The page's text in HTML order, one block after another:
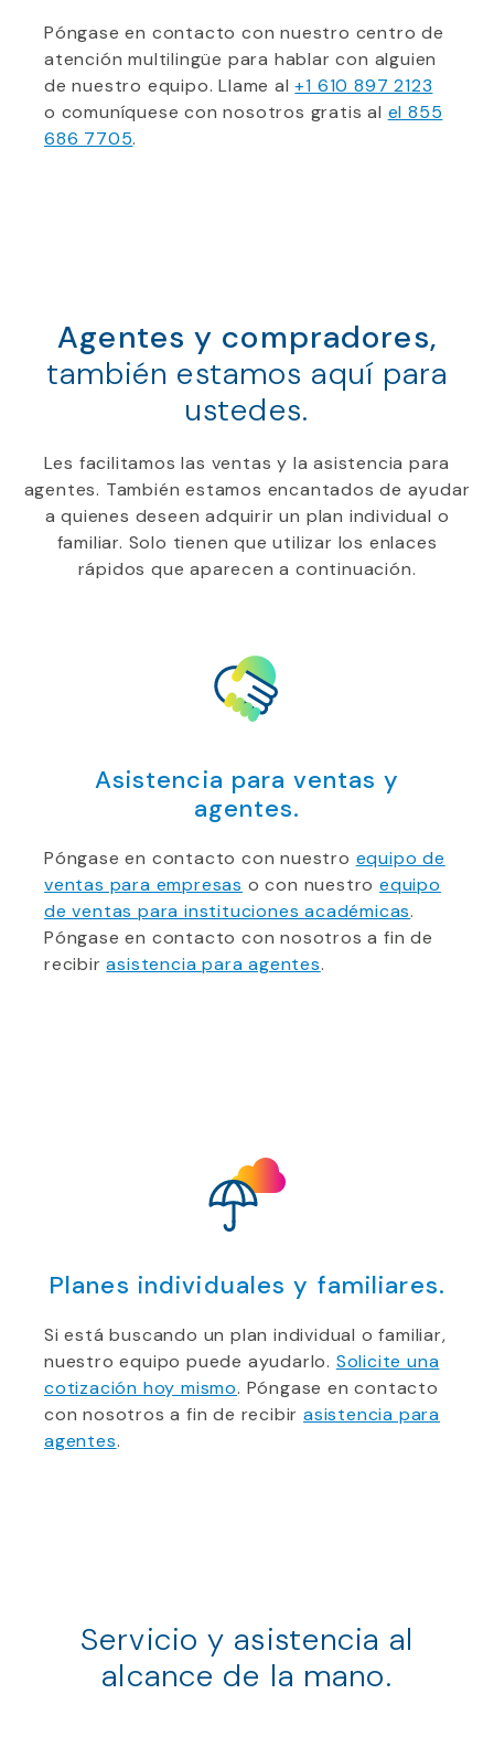
Póngase en contacto con nuestro centro de
atención multilingüe para hablar con alguien
de nuestro equipo. Llame al+1 610 897 2123
o comuníquese con nosotros gratis al el 855
686 7705.
Agentes y compradores,
también estamos aquí para
ustedes.
Les facilitamos las ventas y la asistencia para
agentes. También estamos encantados de ayudar
a quienes deseen adquirir un plan individual o
familiar. Solo tienen que utilizar los enlaces
rápidos que aparecen a continuación.
Asistencia para ventas y
agentes.
Póngase en contacto con nuestro equipo de
ventas para empresas o con nuestroequipo
de ventas para instituciones académicas.
Póngase en contacto con nosotros a fin de
recibirasistencia para agentes.
Planes individuales y familiares.
Si está buscando un plan individual o familiar,
nuestro equipo puede ayudarlo. Solicite una
cotización hoy mismo. Póngase en contacto
con nosotros a fin de recibirasistencia para
agentes.
Servicio y asistencia al
alcance de la mano.